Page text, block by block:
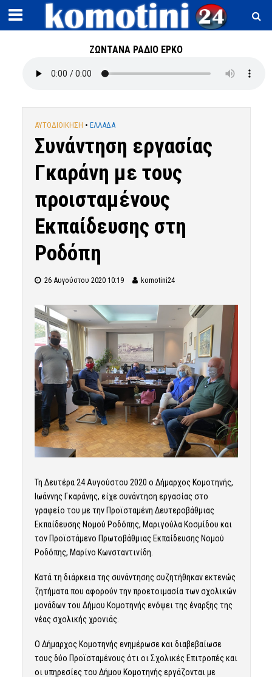
ΖΩΝΤΑΝΑ ΡΑΔΙΟ ΕΡΚΟ
ΑΥΤΟΔΙΟΙΚΗΣΗ • ΕΛΛΑΔΑ
Συνάντηση εργασίας
Γκαράνη με τους
προισταμένους
Εκπαίδευσης στη
Ροδόπη
26 Αυγούστου 2020 10:19 komotini24
Τη Δευτέρα 24 Αυγούστου 2020 ο Δήμαρχος Κομοτηνής,
Ιωάννης Γκαράνης, είχε συνάντηση εργασίας στο
γραφείο του με την Προϊσταμένη Δευτεροβάθμιας
Εκπαίδευσης Νομού Ροδόπης, Μαριγούλα Κοσμίδου και
τον Προϊστάμενο Πρωτοβάθμιας Εκπαίδευσης Νομού
Ροδόπης, Μαρίνο Κωνσταντινίδη.
Κατά τη διάρκεια της συνάντησης συζητήθηκαν εκτενώς
ζητήματα που αφορούν την προετοιμασία των σχολικών
μονάδων του Δήμου Κομοτηνής ενόψει της έναρξης της
νέας σχολικής χρονιάς.
Ο Δήμαρχος Κομοτηνής ενημέρωσε και διαβεβαίωσε
τους δύο Προϊσταμένους ότι οι Σχολικές Επιτροπές και
οι υπηρεσίες του Δήμου Κομοτηνής εργάζονται με